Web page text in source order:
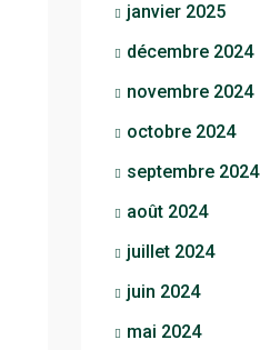
janvier 2025
décembre 2024
novembre 2024
octobre 2024
septembre 2024
août 2024
juillet 2024
juin 2024
mai 2024